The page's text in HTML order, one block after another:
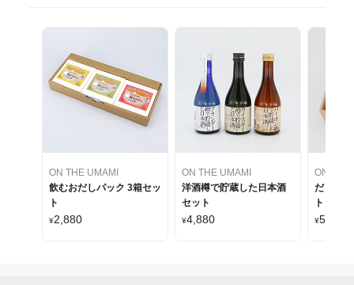
ON THE UMAMI
飲むおだしパック 3箱セッ
ト
¥2,880
ON THE UMAMI
洋酒樽で貯蔵した日本酒
セット
¥4,880
ON THE
だし専
ト
¥5,880